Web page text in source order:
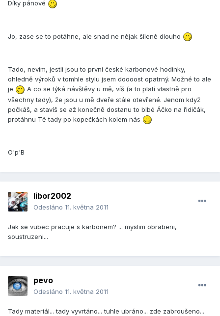
Díky pánové
Jo, zase se to potáhne, ale snad ne nějak šíleně dlouho
Tado, nevím, jestli jsou to první české karbonové hodinky,
ohledně výroků v tomhle stylu jsem doooost opatrný. Možné to ale
je
A co se týká návštěvy u mě, víš (a to platí vlastně pro
všechny tady), že jsou u mě dveře stále otevřené. Jenom když
počkáš, a stavíš se až konečně dostanu to blbé Áčko na řidičák,
protáhnu Tě tady po kopečkách kolem nás
O'p'B
libor2002
Odesláno 11. května 2011
Jak se vubec pracuje s karbonem? ... myslim obrabeni,
soustruzeni...
pevo
Odesláno 11. května 2011
Tady materiál... tady vyvrtáno... tuhle ubráno... zde zabroušeno...